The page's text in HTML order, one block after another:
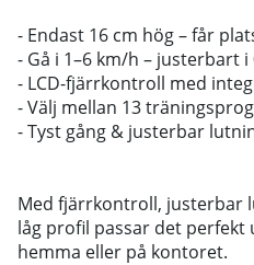
- Endast 16 cm hög – får
- Gå i 1–6 km/h – justerbart i
- LCD-fjärrkontroll med
- Välj mellan 13
- Tyst gång & justerbar
Med fjärrkontroll, justerbar
låg profil passar det perfekt
hemma eller på kontoret.